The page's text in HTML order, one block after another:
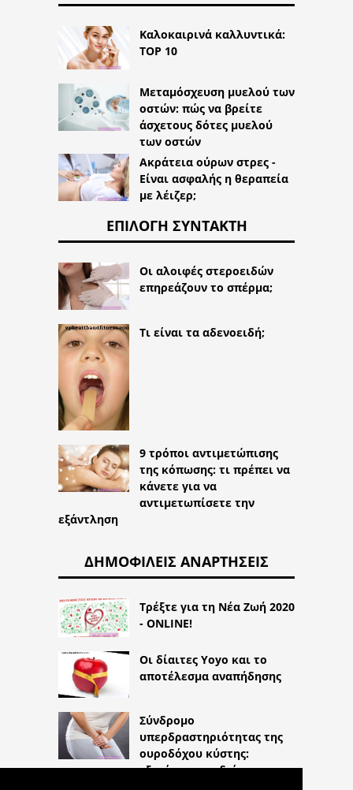
Καλοκαιρινά καλλυντικά:
TOP 10
Μεταμόσχευση μυελού των
οστών: πώς να βρείτε
άσχετους δότες μυελού
των οστών
Ακράτεια ούρων στρες -
Είναι ασφαλής η θεραπεία
με λέιζερ;
ΕΠΙΛΟΓΉ ΣΥΝΤΆΚΤΗ
Οι αλοιφές στεροειδών
επηρεάζουν το σπέρμα;
Τι είναι τα αδενοειδή;
9 τρόποι αντιμετώπισης
της κόπωσης: τι πρέπει να
κάνετε για να
αντιμετωπίσετε την
εξάντληση
ΔΗΜΟΦΙΛΕΊΣ ΑΝΑΡΤΉΣΕΙΣ
Τρέξτε για τη Νέα Ζωή 2020
- ONLINE!
Οι δίαιτες Yoyo και το
αποτέλεσμα αναπήδησης
Σύνδρομο
υπερδραστηριότητας της
ουροδόχου κύστης:
εξετάσεις για διάγνωση